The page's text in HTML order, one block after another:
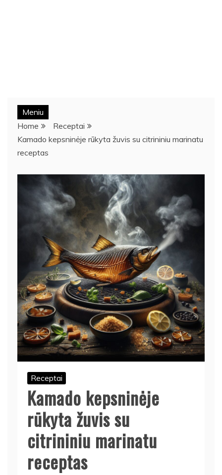
Meniu
Home
Receptai
Kamado kepsninėje rūkyta žuvis su citrininiu marinatu
receptas
Receptai
Kamado kepsninėje
rūkyta žuvis su
citrininiu marinatu
receptas